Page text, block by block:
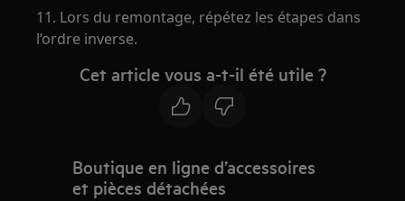
11. Lors du remontage, répétez les étapes dans
l’ordre inverse.
Cet article vous a-t-il été utile ?
Boutique en ligne d’accessoires
et pièces détachées